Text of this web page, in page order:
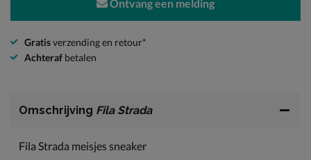
Ontvang een melding
Gratisverzending en retour*
Achteraf betalen
Omschrijving Fila Strada
Fila Strada meisjes sneaker